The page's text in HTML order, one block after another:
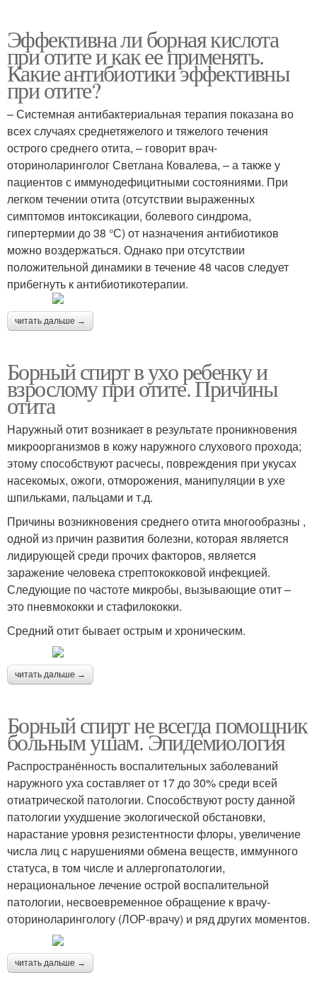
Эффективна ли борная кислота
при отите и как ее применять.
Какие антибиотики эффективны
при отите?
– Системная антибактериальная терапия показана во
всех случаях среднетяжелого и тяжелого течения
острого среднего отита, – говорит врач-
оториноларинголог Светлана Ковалева, – а также у
пациентов с иммунодефицитными состояниями. При
легком течении отита (отсутствии выраженных
симптомов интоксикации, болевого синдрома,
гипертермии до 38 °С) от назначения антибиотиков
можно воздержаться. Однако при отсутствии
положительной динамики в течение 48 часов следует
прибегнуть к антибиотикотерапии.
читать дальше →
Борный спирт в ухо ребенку и
взрослому при отите. Причины
отита
Наружный отит возникает в результате проникновения
микроорганизмов в кожу наружного слухового прохода;
этому способствуют расчесы, повреждения при укусах
насекомых, ожоги, отморожения, манипуляции в ухе
шпильками, пальцами и т.д.
Причины возникновения среднего отита многообразны ,
одной из причин развития болезни, которая является
лидирующей среди прочих факторов, является
заражение человека стрептококковой инфекцией.
Следующие по частоте микробы, вызывающие отит –
это пневмококки и стафилококки.
Средний отит бывает острым и хроническим.
читать дальше →
Борный спирт не всегда помощник
больным ушам. Эпидемиология
Распространённость воспалительных заболеваний
наружного уха составляет от 17 до 30% среди всей
отиатрической патологии. Способствуют росту данной
патологии ухудшение экологической обстановки,
нарастание уровня резистентности флоры, увеличение
числа лиц с нарушениями обмена веществ, иммунного
статуса, в том числе и аллергопатологии,
нерациональное лечение острой воспалительной
патологии, несвоевременное обращение к врачу-
оториноларингологу (ЛОР-врачу) и ряд других моментов.
читать дальше →